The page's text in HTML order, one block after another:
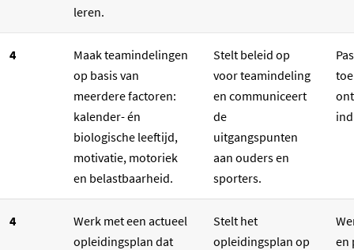
leren.
4
Maak teamindelingen
op basis van
meerdere factoren:
kalender- én
biologische leeftijd,
motivatie, motoriek
en belastbaarheid.
Stelt beleid op
voor teamindeling
en communiceert
de
uitgangspunten
aan ouders en
sporters.
4
Werk met een actueel
opleidingsplan dat
Stelt het
opleidingsplan op
en